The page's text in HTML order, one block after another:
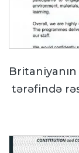
tərəfində